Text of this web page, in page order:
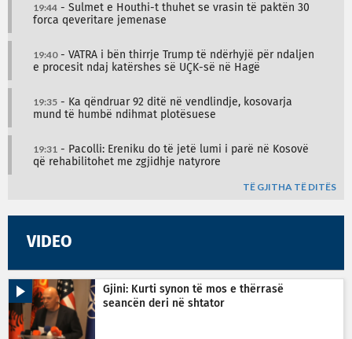
19:44 - Sulmet e Houthi-t thuhet se vrasin të paktën 30
forca qeveritare jemenase
19:40- VATRA i bën thirrje Trump të ndërhyjë për ndaljen
e procesit ndaj katërshes së UÇK-së në Hagë
19:35 - Ka qëndruar 92 ditë në vendlindje, kosovarja
mund të humbë ndihmat plotësuese
19:31 - Pacolli: Ereniku do të jetë lumi i parë në Kosovë
që rehabilitohet me zgjidhje natyrore
TË GJITHA TË DITËS
VIDEO
Gjini: Kurti synon të mos e thërrasë
seancën deri në shtator